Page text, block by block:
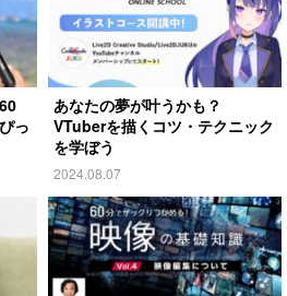
っ
あなたの夢が叶うかも？
VTuberを描くコツ・テクニック
を学ぼう
2024.08.07